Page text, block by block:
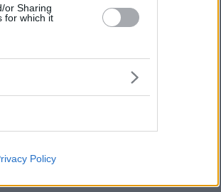
or Sharing
for which it
Policy
de akár
különösen fontos:
a STEM
alapú, akár jó